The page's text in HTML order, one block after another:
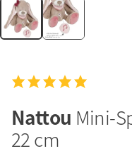
Nattou Mini-
22 cm